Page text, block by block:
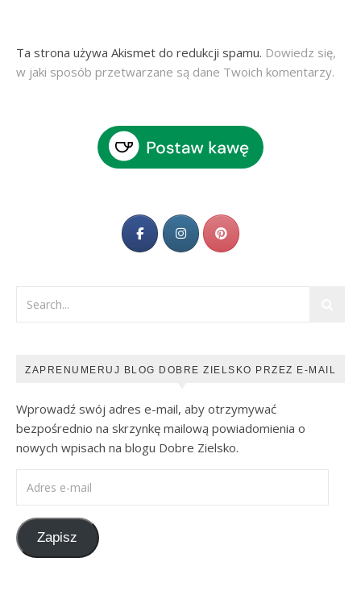
Ta strona używa Akismet do redukcji spamu. Dowiedz się,
w jaki sposób przetwarzane są dane Twoich komentarzy.
ZAPRENUMERUJ BLOG DOBRE ZIELSKO PRZEZ E-MAIL
Wprowadź swój adres e-mail, aby otrzymywać
bezpośrednio na skrzynkę mailową powiadomienia o
nowych wpisach na blogu Dobre Zielsko.
Zapisz